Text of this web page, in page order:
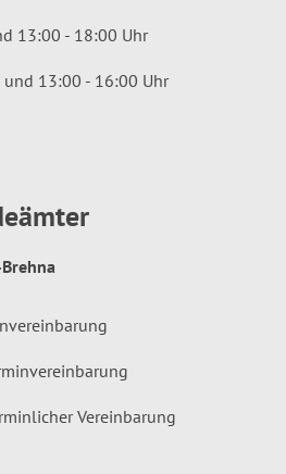
13:00 - 18:00 Uhr
13:00 - 16:00 Uhr
Vereinbarung